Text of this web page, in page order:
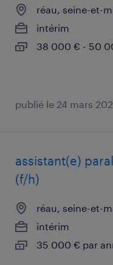
réau, seine-et-
intérim
38 000 € - 50
publié le 24 mars
assistant(e)
(f/h)
réau, seine-et-
intérim
35 000 € par